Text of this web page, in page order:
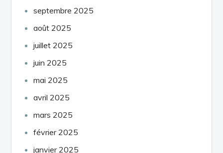
septembre 2025
août 2025
juillet 2025
juin 2025
mai 2025
avril 2025
mars 2025
février 2025
janvier 2025